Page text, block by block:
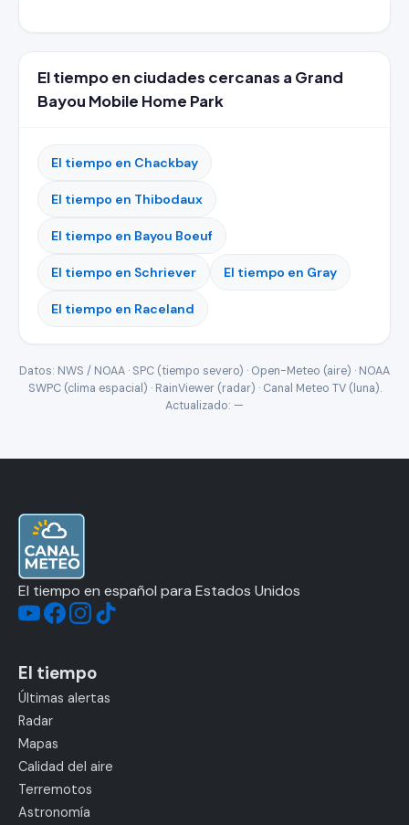
El tiempo en ciudades cercanas a Grand
Bayou Mobile Home Park
El tiempo en Chackbay
El tiempo en Thibodaux
El tiempo en Bayou Boeuf
El tiempo en Schriever El tiempo en Gray
El tiempo en Raceland
Datos: NWS / NOAA · SPC (tiempo severo) · Open-Meteo (aire) · NOAA
SWPC (clima espacial) · RainViewer (radar) · Canal Meteo TV (luna).
Actualizado: —
El tiempo en español para Estados Unidos
El tiempo
Últimas alertas
Radar
Mapas
Calidad del aire
Terremotos
Astronomía